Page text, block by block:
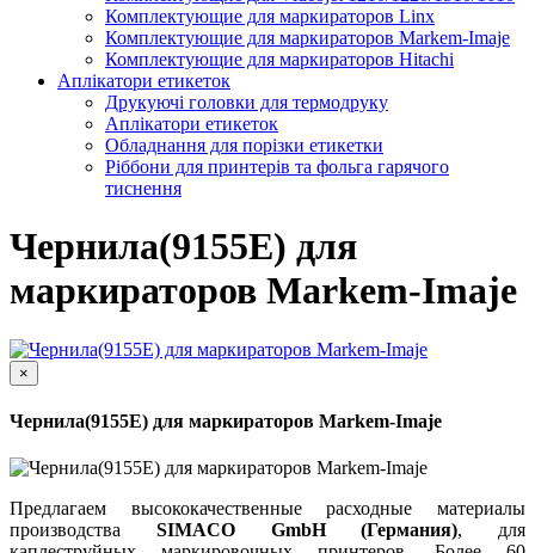
Комплектующие для маркираторов Linx
Комплектующие для маркираторов Markem-Imaje
Комплектующие для маркираторов Hitachi
Аплікатори етикеток
Друкуючі головки для термодруку
Аплікатори етикеток
Обладнання для порізки етикетки
Ріббони для принтерів та фольга гарячого
тиснення
Чернила(9155E) для
маркираторов Markem-Imaje
×
Чернила(9155E) для маркираторов Markem-Imaje
Предлагаем высококачественные расходные материалы
производства SIMACO GmbH (Германия), для